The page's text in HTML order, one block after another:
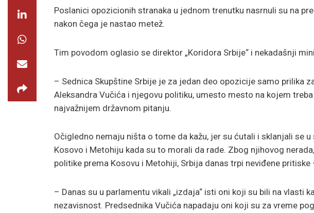
Poslanici opozicionih stranaka u jednom trenutku nasrnuli su na
nakon čega je nastao metež.
Tim povodom oglasio se direktor „Koridora Srbije“ i nekadašnji
– Sednica Skupštine Srbije je za jedan deo opozicije samo prilika
Aleksandra Vučića i njegovu politiku, umesto mesto na kojem
najvažnijem državnom pitanju.
Očigledno nemaju ništa o tome da kažu, jer su ćutali i sklanjali se
Kosovo i Metohiju kada su to morali da rade. Zbog njihovog
politike prema Kosovu i Metohiji, Srbija danas trpi neviđene
– Danas su u parlamentu vikali „izdaja“ isti oni koji su bili na vlasti
nezavisnost. Predsednika Vučića napadaju oni koji su za vreme